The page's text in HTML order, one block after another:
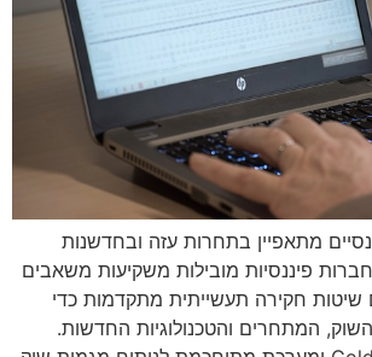
מתאפיין בתחרות עזה ובחדשנות
פיננסיות מובילות משקיעות משאבים
שיטות חקירה תעשייתית מתקדמות כדי
המתחרים והטכנולוגיות החדשות.